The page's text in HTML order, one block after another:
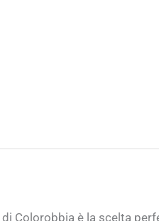
di Colorobbia è la scelta